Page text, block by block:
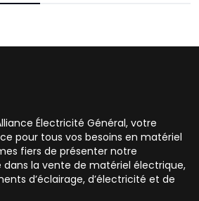
Électricité Général, votre
pour tous vos besoins en matériel
fiers de présenter notre
dans la vente de matériel électrique,
d’éclairage, d’électricité et de